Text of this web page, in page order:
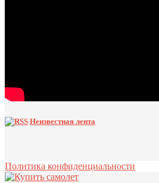
Неизвестная лента
Политика конфиденциальности